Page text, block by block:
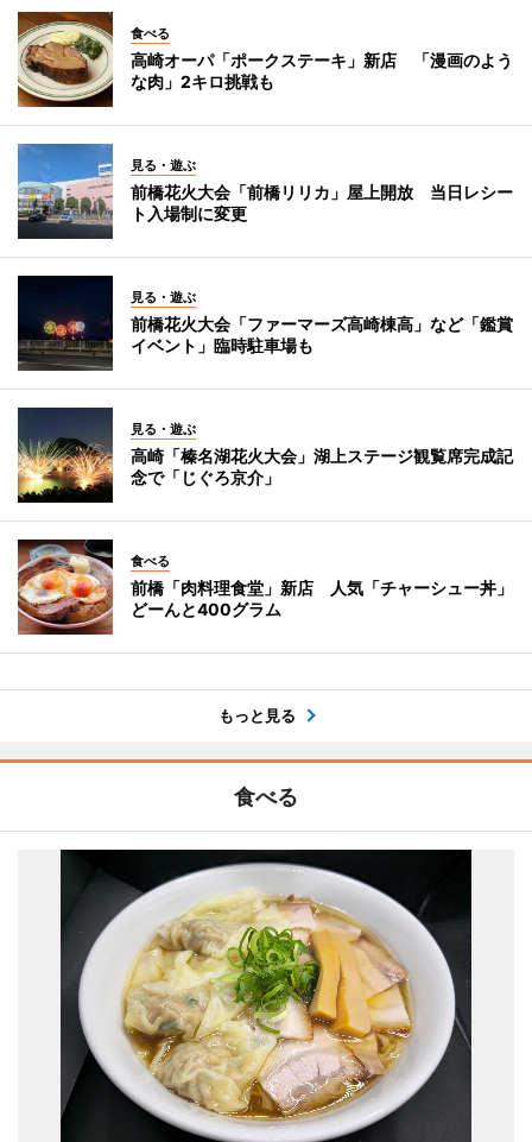
食べる
高崎オーパ「ポークステーキ」新店 「漫画のよう
な肉」2キロ挑戦も
見る・遊ぶ
前橋花火大会「前橋リリカ」屋上開放 当日レシー
ト入場制に変更
見る・遊ぶ
前橋花火大会「ファーマーズ高崎棟高」など「鑑賞
イベント」臨時駐車場も
見る・遊ぶ
高崎「榛名湖花火大会」湖上ステージ観覧席完成記
念で「じぐろ京介」
食べる
前橋「肉料理食堂」新店 人気「チャーシュー丼」
どーんと400グラム
もっと見る
食べる